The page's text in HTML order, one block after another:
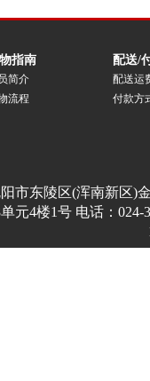
指南
简介
流程
配送/
配送运
付款方
市东陵区(浑南新区)
元4楼1号 电话：024-